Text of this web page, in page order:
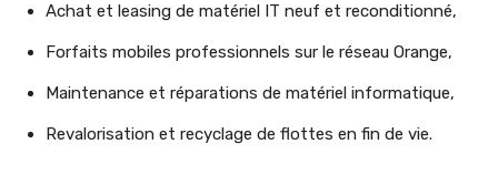
Achat et leasing de matériel IT neuf et reconditionné,
Forfaits mobiles professionnels sur le réseau Orange,
Maintenance et réparations de matériel informatique,
Revalorisation et recyclage de flottes en fin de vie.